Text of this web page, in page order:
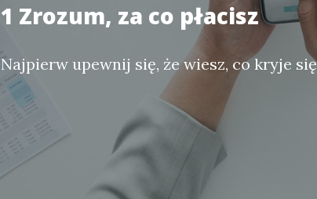
1 Zrozum, za co płacisz
Najpierw upewnij się, że wiesz, co kryje